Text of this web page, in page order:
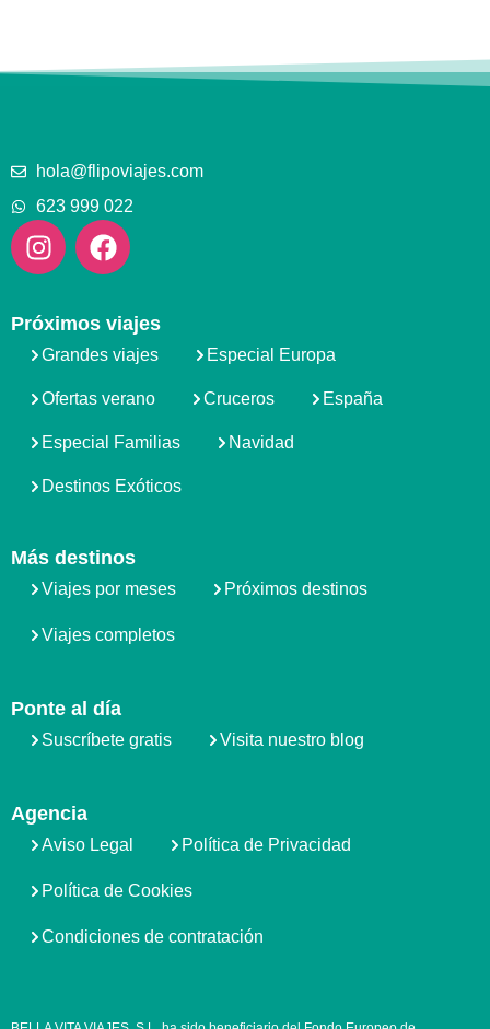
hola@flipoviajes.com
623 999 022
Próximos viajes
Grandes viajes Especial Europa
Ofertas verano Cruceros España
Especial Familias Navidad
Destinos Exóticos
Más destinos
Viajes por meses Próximos destinos
Viajes completos
Ponte al día
Suscríbete gratis Visita nuestro blog
Agencia
Aviso Legal Política de Privacidad
Política de Cookies
Condiciones de contratación